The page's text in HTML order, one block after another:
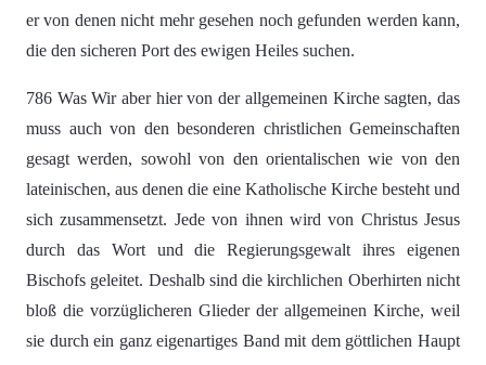
er von denen nicht mehr gesehen noch gefunden werden kann,
die den sicheren Port des ewigen Heiles suchen.
786 Was Wir aber hier von der allgemeinen Kirche sagten, das
muss auch von den besonderen christlichen Gemeinschaften
gesagt werden, sowohl von den orientalischen wie von den
lateinischen, aus denen die eine Katholische Kirche besteht und
sich zusammensetzt. Jede von ihnen wird von Christus Jesus
durch das Wort und die Regierungsgewalt ihres eigenen
Bischofs geleitet. Deshalb sind die kirchlichen Oberhirten nicht
bloß die vorzüglicheren Glieder der allgemeinen Kirche, weil
sie durch ein ganz eigenartiges Band mit dem göttlichen Haupt